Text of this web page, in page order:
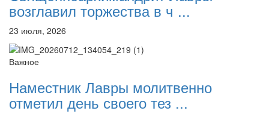
возглавил торжества в ч ...
23 июля, 2026
Важное
Наместник Лавры молитвенно
отметил день своего тез ...